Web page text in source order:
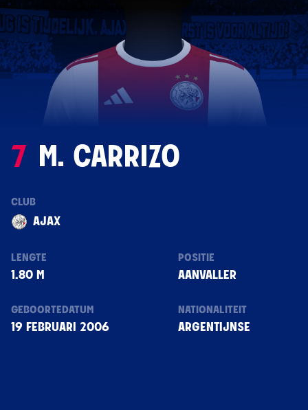
7 M. CARRIZO
CLUB
AJAX
LENGTE
1.80 M
POSITIE
AANVALLER
GEBOORTEDATUM
19 FEBRUARI 2006
NATIONALITEIT
ARGENTIJNSE